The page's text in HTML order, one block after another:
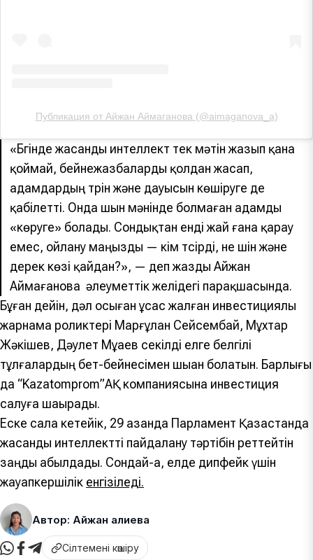
Публикация от Айжан Аймаганова (@aimaganova_a)
«Бүгінде жасанды интеллект тек мәтін жазып қана
қоймай, бейнежазбаларды қолдан жасап,
адамдардың түрін және дауысын көшіруге де
қабілетті. Онда шын мәнінде болмаған адамды
«көруге» болады. Сондықтан енді жай ғана қарау
емес, ойлану маңызды — кім түсірді, не үшін және
дерек көзі қайдан?», — деп жазды Айжан
Аймағанова әлеуметтік желідегі парақшасында.
Бұған дейін, дәл осыған ұқсас жалған инвестициялық
жарнама роликтері Марғұлан Сейсембай, Мұхтар
Жәкішев, Дәулет Мұқаев секілді елге белгілі
тұлғалардың бет-бейнесімен шыққан болатын. Барлығы
да “Kazatomprom”АҚ компаниясына инвестиция
салуға шақырады.
Еске сала кетейік, 29 қазанда Парламент Қазақстанда
жасанды интеллектті пайдалану тәртібін реттейтін
заңды қабылдады. Сондай-ақ, елде дипфейк үшін
жауапкершілік енгізіледі.
Автор: Айжан Қалиева
Сілтемені көшіру